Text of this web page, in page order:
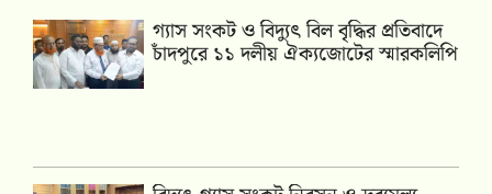
গ্যাস সংকট ও বিদ্যুৎ বিল বৃদ্ধির প্রতিবাদে
চাঁদপুরে ১১ দলীয় ঐক্যজোটের স্মারকলিপি